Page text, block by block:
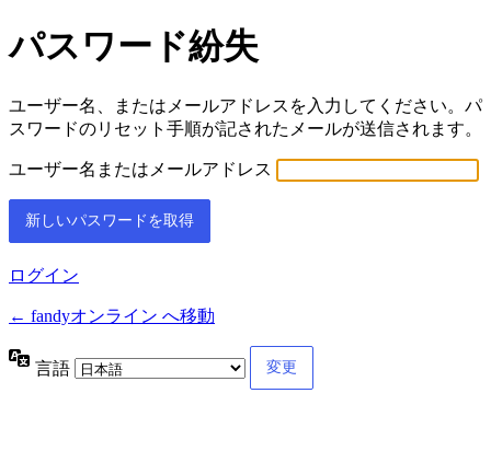
パスワード紛失
ユーザー名、またはメールアドレスを入力してください。パ
スワードのリセット手順が記されたメールが送信されます。
ユーザー名またはメールアドレス
ログイン
← fandyオンライン へ移動
言語